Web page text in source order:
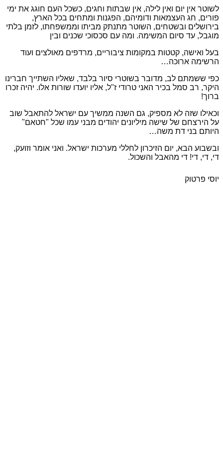
לשוטר אין יום ואין לילה, אין שבתות וחגים, כשכל העם חוגג את ימי
פורים, חג העצמאות ודומיהם, הפגנות ומתחים בכל הארץ,
בירושלים ובשטחים, השוטר מתנתק מביתו וממשפחתו, לזמן בלתי
מוגבל, עד סיום המשימה. ומה עם סכסוכי שכנים ובין
בעל ואישה, קטטות במקומות ציבוריים, מרדפים מאולצים ועוד
הרשימה ארוכה…
כפי ששמתם לב, מדובר בשוטרי סיור בלבד, שאליו השתייך חברינו
היקר, רב סמל בכיר האני טרודי ז"ל, אליו יועדו שורות אלו. יהיה זכרו
ברוך!
וכאילו שזה לא מספיק, גם השנה ממשיך עם ישראל להתאבל שוב
על הירצחם של שישה מיליונים יהודים מבני עמו שכל "חטאם"
היותם בני דת משה…
ובשבוע הבא, יום הזיכרון לחללי מערכות ישראל. ואני אומר וזועק,
די, די, די! די מהאבל והשכול.
יוסי פרטוק